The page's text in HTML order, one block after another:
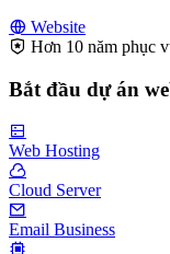
Website
Hơn 10 năm phục
Bắt đầu dự án
Web Hosting
Cloud Server
Email Business